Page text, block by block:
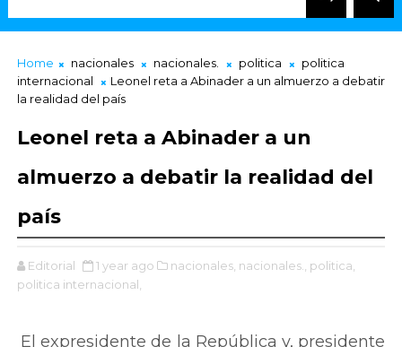
Home nacionales nacionales. politica
politica
internacional
Leonel reta a Abinader a un almuerzo a debatir
la realidad del país
Leonel reta a Abinader a un
almuerzo a debatir la realidad del
país
Editorial 1 year ago nacionales, nacionales.,
politica,
politica internacional,
El expresidente de la República y, presidente